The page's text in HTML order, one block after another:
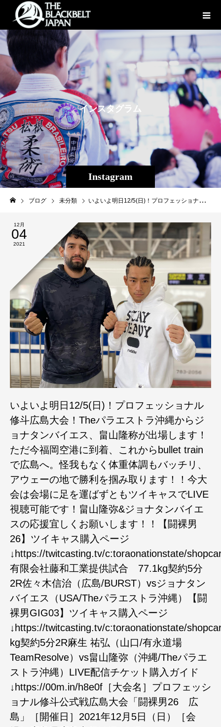
Instagram
インスタグラ ム
ブログ 未分類 いよいよ明日12/5(日)！プロフェッショナル修斗広島大会！Theパラエストラ沖縄からジョナタンバイエス、畠山隆称が出場します！ただ今福岡空港に到着、これからbullet trainで広島へ。怪我もなく体重体調もバッチリ、アウェーの地で勝利を掴み取ります！！今大会は会場に足を運ばずともツイキャスでLIVE視聴可能です！畠山隆弥&ジョナタンバイエスの応援宜しくお願いします！！【闘裸男26】ツイキャス購入ページ↓https://twitcasting.tv/c:toraonationstate/shopcart/113533■有限会社藤和工業提供試合 77.1kg契約5分2R佐々木信治（広島/BURST）vsジョナタンバイエス（USA/Theパラエストラ沖縄）【闘裸男GIG03】ツイキャス購入ページ↓https://twitcasting.tv/c:toraonationstate/shopcart/113532■56.7 kg契約5分2R麻生 祐弘（山口/有永道場TeamResolve）vs畠山隆弥（沖縄/Theパラエストラ沖縄）LIVE配信チケット購入ガイド↓https://00m.in/h8e0f［大会名］プロフェッショナル修斗公式戦広島大会「闘裸男26 広島」［開催日］2021年12月5日（日）［会 場］広島県広島市/BLUE LIVE HIROSHIMA［主 催］TORAO NATION STATE［認 定］ISC［開 場/開 始］17：00/17：30［LIVE配信］ツイキャス 前売り3,500円 （当日券）4,000円 https://ja.twitcasting.tv/c:toraonationstate/shopcart/113533［メインイベント・第6試合］（有）藤和工業提供試合 77.1kg契約5分2R佐々木 信治（広島/BURST）vsジョナタン・バイエス（USA/Theパラエストラ沖縄）［セミファイナル・第5試合］65.8 kg契約5分3R野瀬 翔平（福岡/マスタ－ジャパン福岡）vs奇天烈（大阪/修斗GYMS直心会）［第4試合］闘裸男寝試合 75kg契約5分2R田村 ヒビキ（福岡/カルペディエム福岡）※修斗環太平洋ウェルター級ランキング1位vs森戸 新士（山口/ LEOS JIU JITSU ACADEMY）※JBJJF2019ランキング１位［第3試合］65.8 kg契約5分2R神田T800周一（広島/パラエストラ広島）vsキシシ（京都/MIBURO）［第2試合］56.7 kg契約5分2Rふじい☆ペリー（広島/BURST）vs蒔田 伸吾（広島/TKエスペランサ）［第1試合］赤崎道場提供試合 53.0 kg契約5分2R宝珠山 桃花（福岡/赤崎道場A-SPIRIT）vs和田 千聖（山口/毛利道場）［大会名］プロフェッショナル修斗公式戦広島大会「闘裸男GIG03 広島」［開催日］2021年12月5日（日）［会 場］広島県広島市/BLUE LIVE HIROSHIMA［主 催］TORAO NATION STATE［認 定］SC［開 場/開 始］13：30/14：00［チケットぴあ］https://t.pia.jp/ Pコード594-730 VIP席10,000円 SRS席8,000円完売 RS席6,000円 S席5,000円［LIVE配信］ツイキャス 前売り3,000円 （当日券）3,500円 https://ja.twitcasting.tv/c:toraonationstate/shopcart/113532［メインイベント・第5試合］2022年度新人王決定トーナメント ストロー級5分2R※当日計量により56.7kgで実施横関 タルト（広島/TKエスペランサ）vsわっしょい内田（福岡/パーソナルスタイルス）［セミファイナル・第4試合］2022年度新人王決定トーナメント フライ級5分2R※当日計量により61.2kgで実施水田 大智（山口/有永道場TeamResolve）vs丸山 幹太（京都/MIBURO）［第3試合］2022年度新人王決定トーナメント ライト級5分2R ※当日計量により77.1kgで実施スモーキー（広島/ＴＫエスペランサ）vs貞永 大輔（山口/マスタージャパン山口）［第2試合］56.7kg契約5分2R麻生 祐弘（山口/有永道場TeamResolve）vs畠山 隆弥（沖縄/Theパラエストラ沖縄）［第1試合］2022年度新人王決定トーナメント フェザー級5分2R ※当日計量により70.3kgで実施HAMMER KATU（山口/有永道場TeamResolve）vs一水 浩二（宮崎/総合格闘技近田道場）#shooto1205#闘裸男#パラエストラ #沖縄 #那覇 #与儀 #MMA #shooto #コザ #総合格闘技 #修斗 #キックボクシング #柔術 #jiujitsu #ダイエット
12月
04
2021
いよいよ明日12/5(日)！プロフェッショナル
修斗広島大会！Theパラエストラ沖縄からジ
ョナタンバイエス、畠山隆称が出場します！
ただ今福岡空港に到着、これからbullet train
で広島へ。怪我もなく体重体調もバッチリ、
アウェーの地で勝利を掴み取ります！！今大
会は会場に足を運ばずともツイキャスでLIVE
視聴可能です！畠山隆弥&ジョナタンバイエ
スの応援宜しくお願いします！！【闘裸男
26】ツイキャス購入ページ
↓https://twitcasting.tv/c:toraonationstate/
有限会社藤和工業提供試合 77.1kg契約5分
2R佐々木信治（広島/BURST）vsジョナタン
バイエス（USA/Theパラエストラ沖縄）【闘
裸男GIG03】ツイキャス購入ページ
↓https://twitcasting.tv/c:toraonationstate/
kg契約5分2R麻生 祐弘（山口/有永道場
TeamResolve）vs畠山隆弥（沖縄/Theパラエ
ストラ沖縄）LIVE配信チケット購入ガイド
↓https://00m.in/h8e0f［大会名］プロフェッシ
ョナル修斗公式戦広島大会「闘裸男26 広
島」［開催日］2021年12月5日（日）［会